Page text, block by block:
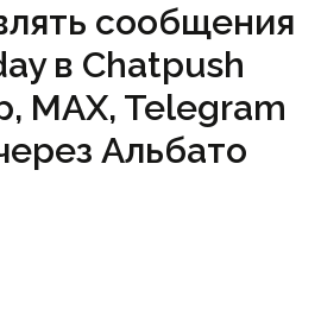
сообщения
в Chatpush
MAX, Telegram
Альбато